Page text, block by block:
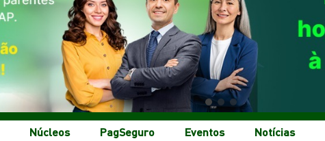
Núcleos PagSeguro Eventos Notícias